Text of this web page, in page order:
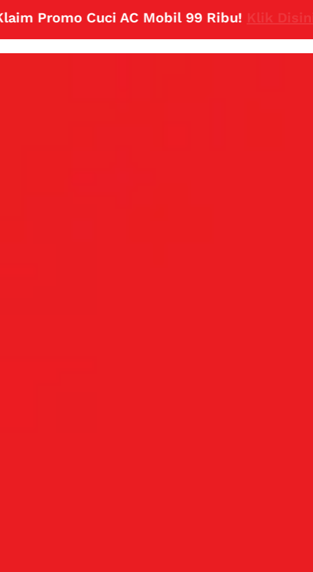
Cuci AC Mobil 99 Ribu!Klik Disini